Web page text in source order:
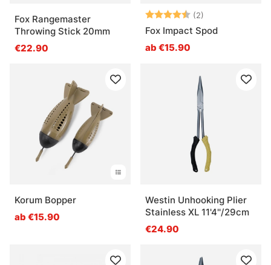
Fox Rangemaster
Throwing Stick 20mm
€22.90
Bewertung:(2)
Fox Impact Spod
ab €15.90
Korum Bopper
ab €15.90
Westin Unhooking Plier
Stainless XL 11'4''/29cm
€24.90